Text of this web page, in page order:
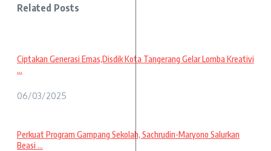
Related Posts
Ciptakan Generasi Emas,Disdik Kota Tangerang Gelar Lomba Kreativi
...
06/03/2025
Perkuat Program Gampang Sekolah, Sachrudin-Maryono Salurkan
Beasi ...